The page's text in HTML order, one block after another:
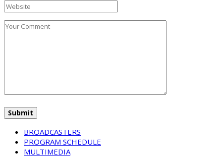
BROADCASTERS
PROGRAM SCHEDULE
MULTIMEDIA